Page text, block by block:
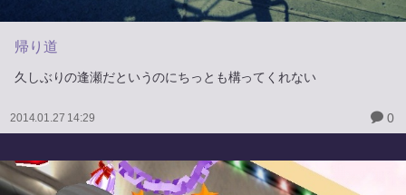
帰り道
久しぶりの逢瀬だというのにちっとも構ってくれない
2014.01.27 14:29 0